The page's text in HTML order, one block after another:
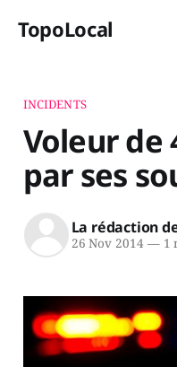
TopoLocal
INCIDENTS
Voleur de
par ses
La rédaction
26 Nov 2014 —1